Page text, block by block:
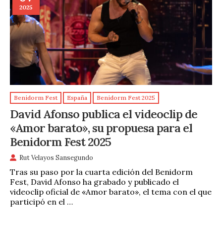
2025
Benidorm Fest España Benidorm Fest 2025
David Afonso publica el videoclip de
«Amor barato», su propuesa para el
Benidorm Fest 2025
Rut Velayos Sansegundo
Tras su paso por la cuarta edición del Benidorm
Fest, David Afonso ha grabado y publicado el
videoclip oficial de «Amor barato», el tema con el que
participó en el …